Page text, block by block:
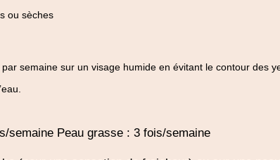
ou sèches
semaine sur un visage humide en évitant le contour des
semaine Peau grasse : 3 fois/semaine